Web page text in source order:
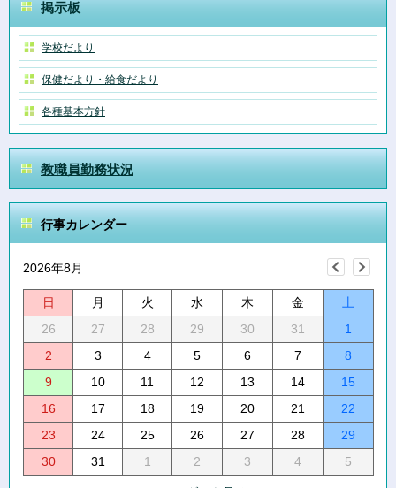
掲示板
学校だより
保健だより・給食だより
各種基本方針
教職員勤務状況
行事カレンダー
2026年8月
日 月 火 水 木 金
土
26
27 28 29 30 31
1
2
3 4 5 6 7
8
9
10 11 12 13 14
15
16
17 18 19 20 21
22
23
24 25 26 27 28
29
30
31 1 2 3 4 5